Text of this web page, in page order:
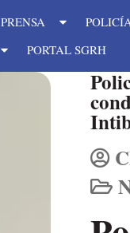
PRENSA
PORTAL SGRH